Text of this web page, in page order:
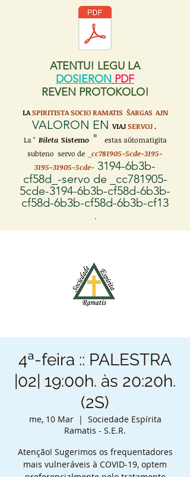
ATENTU! LEGU LA
DOSIERON PDF
REVEN PROTOKOLO!
LA SPIRITISTA SOCIO RAMATIS ŜARGAS AJN
VALORON EN VIAJSERVOJ.
La " Bileta Sistemo"
estas aŭtomatigita
subteno servo de
_cc781905-5cde-3195-
3195-31905-5cde- 3194-6b3b-
cf58d_-servo de _cc781905-
5cde-3194-6b3b-cf58d-6b3b-
cf58d-6b3b-cf58d-6b3b-cf13
.
4ª-feira :: PALESTRA
|02| 19:00h. às 20:20h.
(2S)
me, 10 Mar
  |
Sociedade Espírita
Ramatis - S.E.R.
Atenção! Sugerimos os frequentadores
mais vulneráveis à COVID-19, optem